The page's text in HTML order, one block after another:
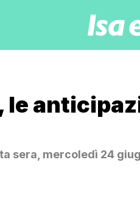
le
sera, mercoledì 24